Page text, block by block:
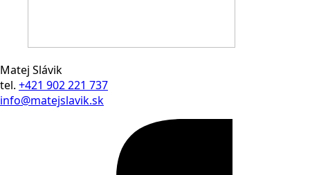
Matej Slávik
tel. +421 902 221 737
info@matejslavik.sk